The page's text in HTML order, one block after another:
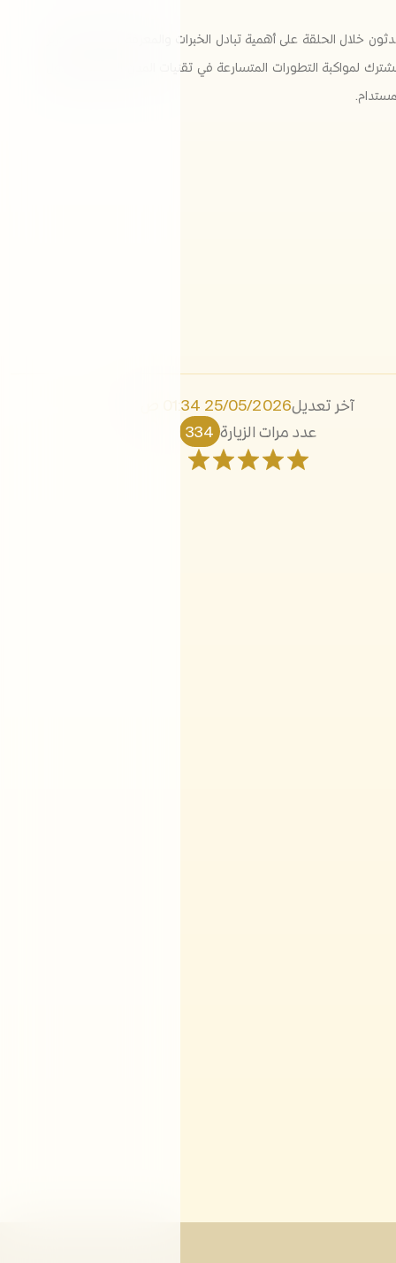
خلال الحلقة على أهمية تبادل الخبرات والمعرفة الدولية، وتعزيز
لمواكبة التطورات المتسارعة في تقنيات المدن الذكية والتحول
آخر تعديل25/05/2026 01:34 ص
عدد مرات الزيارة 334